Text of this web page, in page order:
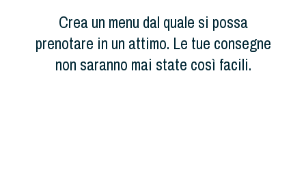
Crea un menu dal quale si possa
prenotare in un attimo. Le tue consegne
non saranno mai state così facili.